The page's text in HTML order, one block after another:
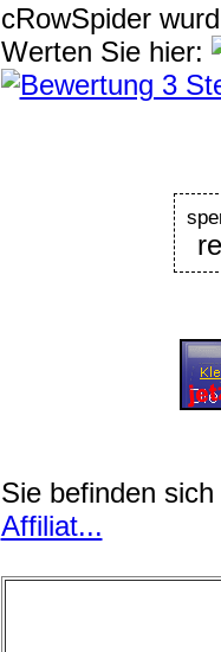
cRowSpider
Werten Sie hier:
Sie befinden
Affiliat...